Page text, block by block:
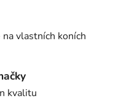
vlastních koních
kvalitu